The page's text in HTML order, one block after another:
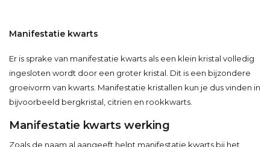
Manifestatie kwarts
Er is sprake van manifestatie kwarts als een klein kristal volledig
ingesloten wordt door een groter kristal. Dit is een bijzondere
groeivorm van kwarts. Manifestatie kristallen kun je dus vinden in
bijvoorbeeld bergkristal, citrien en rookkwarts.
Manifestatie kwarts werking
Zoals de naam al aangeeft helpt manifestatie kwarts bij het